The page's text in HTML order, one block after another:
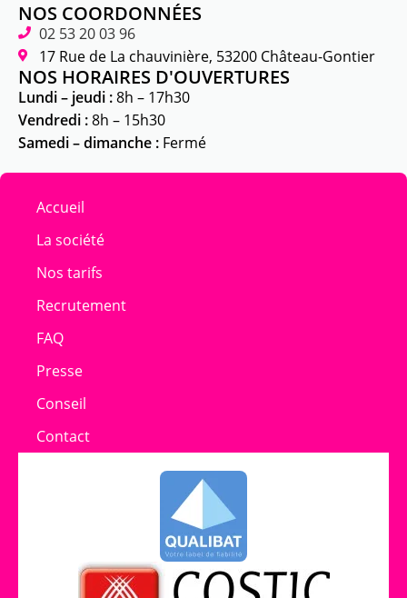
NOS COORDONNÉES
02 53 20 03 96
17 Rue de La chauvinière, 53200 Château-Gontier
NOS HORAIRES D'OUVERTURES
Lundi – jeudi :8h – 17h30
Vendredi :8h – 15h30
Samedi – dimanche : Fermé
Accueil
La société
Nos tarifs
Recrutement
FAQ
Presse
Conseil
Contact